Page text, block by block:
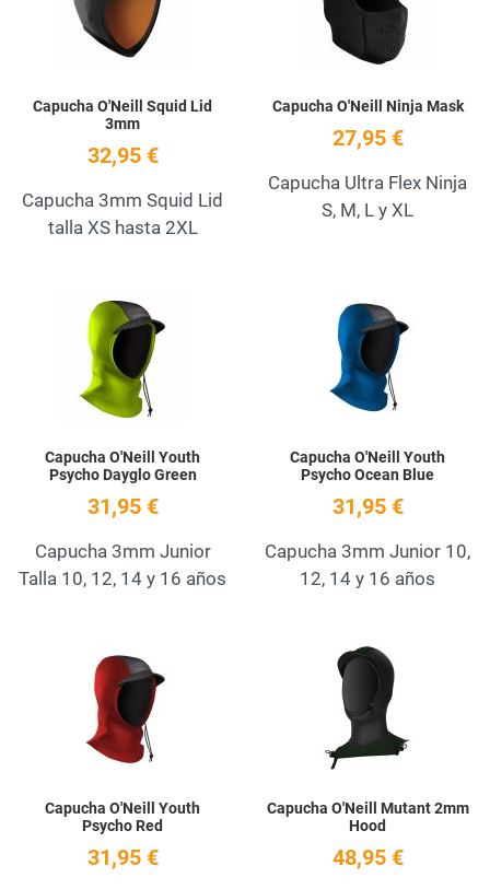
Capucha O'Neill Squid Lid
3mm
32,95 €
Capucha 3mm Squid Lid
talla XS hasta 2XL
Capucha O'Neill Ninja Mask
27,95 €
Capucha Ultra Flex Ninja
S, M, L y XL
Add to Wishlist
Capucha O'Neill Youth
Psycho Dayglo Green
31,95 €
Capucha 3mm Junior
Talla 10, 12, 14 y 16 años
Capucha O'Neill Youth
Psycho Ocean Blue
31,95 €
Capucha 3mm Junior 10,
12, 14 y 16 años
Add to Wishlist
Capucha O'Neill Youth
Psycho Red
31,95 €
Capucha O'Neill Mutant 2mm
Hood
48,95 €